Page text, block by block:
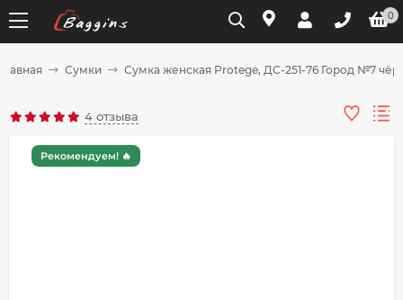
0
Сумки Сумка женская Protege, ДС-251-76 Город №7
4 отзыва
Рекомендуем! 🔥
Разбейте
оплатуна части